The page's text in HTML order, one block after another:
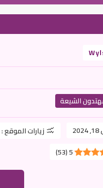
الشيعة
زيارات الموقع :
5
(
53
)